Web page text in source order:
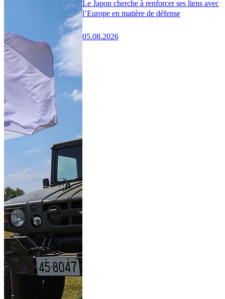
Le Japon cherche à renforcer ses liens avec
l’Europe en matière de défense
05.08.2026